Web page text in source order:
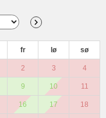
fr lø sø
2 3 4
9 10 11
16 17 18